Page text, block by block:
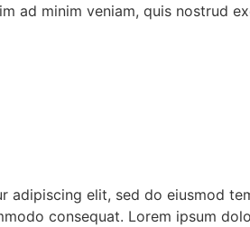
ad minim veniam, quis nostrud
adipiscing elit, sed do eiusmod
consequat. Lorem ipsum